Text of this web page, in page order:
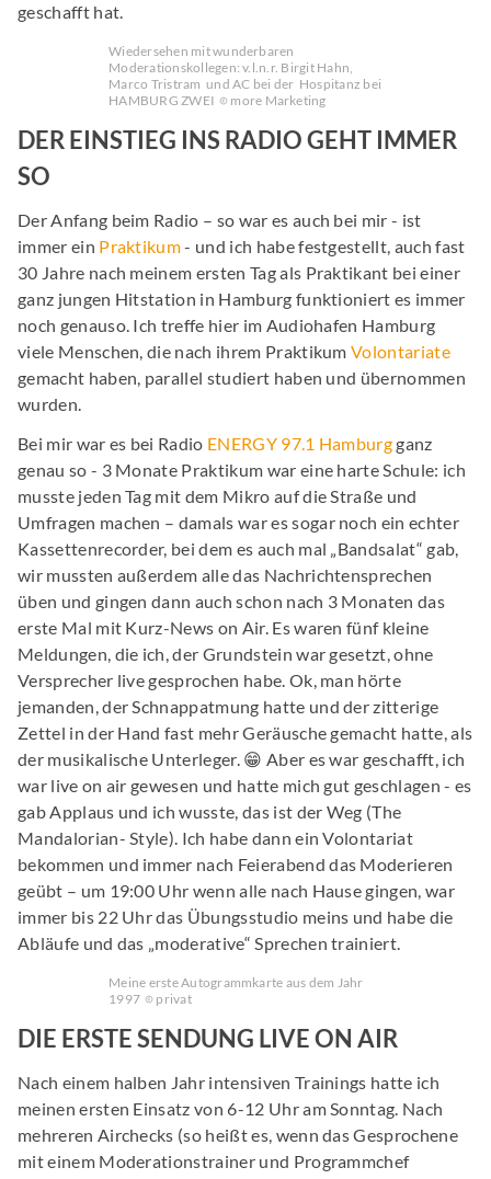
geschafft hat.
Wiedersehen mit wunderbaren
Moderationskollegen: v.l.n.r. Birgit Hahn,
Marco Tristram und AC bei der Hospitanz bei
HAMBURG ZWEI
more Marketing
DER EINSTIEG INS RADIO GEHT IMMER
SO
Der Anfang beim Radio – so war es auch bei mir - ist
immer ein Praktikum- und ich habe festgestellt, auch fast
30 Jahre nach meinem ersten Tag als Praktikant bei einer
ganz jungen Hitstation in Hamburg funktioniert es immer
noch genauso. Ich treffe hier im Audiohafen Hamburg
viele Menschen, die nach ihrem PraktikumVolontariate
gemacht haben, parallel studiert haben und übernommen
wurden.
Bei mir war es bei Radio ENERGY 97.1 Hamburgganz
genau so - 3 Monate Praktikum war eine harte Schule: ich
musste jeden Tag mit dem Mikro auf die Straße und
Umfragen machen – damals war es sogar noch ein echter
Kassettenrecorder, bei dem es auch mal „Bandsalat“ gab,
wir mussten außerdem alle das Nachrichtensprechen
üben und gingen dann auch schon nach 3 Monaten das
erste Mal mit Kurz-News on Air. Es waren fünf kleine
Meldungen, die ich, der Grundstein war gesetzt, ohne
Versprecher live gesprochen habe. Ok, man hörte
jemanden, der Schnappatmung hatte und der zitterige
Zettel in der Hand fast mehr Geräusche gemacht hatte, als
der musikalische Unterleger. 😁 Aber es war geschafft, ich
war live on air gewesen und hatte mich gut geschlagen - es
gab Applaus und ich wusste, das ist der Weg (The
Mandalorian- Style). Ich habe dann ein Volontariat
bekommen und immer nach Feierabend das Moderieren
geübt – um 19:00 Uhr wenn alle nach Hause gingen, war
immer bis 22 Uhr das Übungsstudio meins und habe die
Abläufe und das „moderative“ Sprechen trainiert.
Meine erste Autogrammkarte aus dem Jahr
1997
privat
DIE ERSTE SENDUNG LIVE ON AIR
Nach einem halben Jahr intensiven Trainings hatte ich
meinen ersten Einsatz von 6-12 Uhr am Sonntag. Nach
mehreren Airchecks (so heißt es, wenn das Gesprochene
mit einem Moderationstrainer und Programmchef